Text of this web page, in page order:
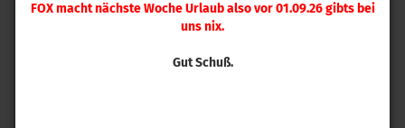
FOX macht nächste Woche Urlaub also vor 01.09.26 gibts bei
uns nix.
Gut Schuß.